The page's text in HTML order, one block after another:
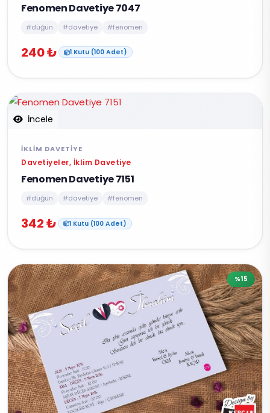
Fenomen Davetiye 7047
#düğün #davetiye #fenomen
240 ₺ 1 Kutu (100 Adet)
İncele
İKLIM DAVETIYE
Davetiyeler, İklim Davetiye
Fenomen Davetiye 7151
#düğün #davetiye #fenomen
342 ₺ 1 Kutu (100 Adet)
%15